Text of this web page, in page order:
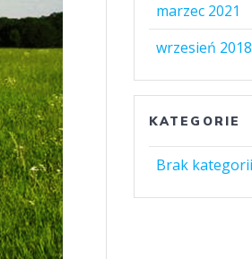
marzec 2021
wrzesień 2018
KATEGORIE
Brak kategorii